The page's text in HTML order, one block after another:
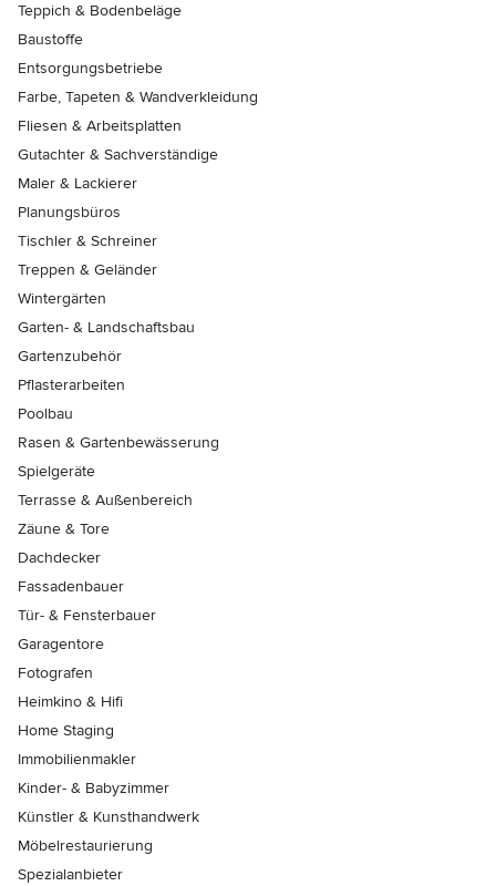
Teppich & Bodenbeläge
Baustoffe
Entsorgungsbetriebe
Farbe, Tapeten & Wandverkleidung
Fliesen & Arbeitsplatten
Gutachter & Sachverständige
Maler & Lackierer
Planungsbüros
Tischler & Schreiner
Treppen & Geländer
Wintergärten
Garten- & Landschaftsbau
Gartenzubehör
Pflasterarbeiten
Poolbau
Rasen & Gartenbewässerung
Spielgeräte
Terrasse & Außenbereich
Zäune & Tore
Dachdecker
Fassadenbauer
Tür- & Fensterbauer
Garagentore
Fotografen
Heimkino & Hifi
Home Staging
Immobilienmakler
Kinder- & Babyzimmer
Künstler & Kunsthandwerk
Möbelrestaurierung
Spezialanbieter